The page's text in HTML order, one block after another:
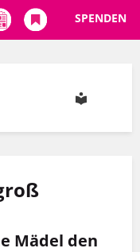
SPENDEN
Mädel den